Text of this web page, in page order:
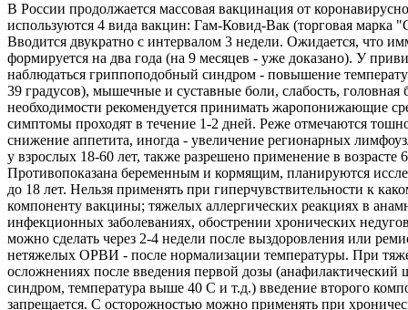
В России продолжается массовая вакцинация от
используются 4 вида вакцин: Гам-Ковид-Вак (торговая марка
Вводится двукратно с интервалом 3 недели. Ожидается, что
формируется на два года (на 9 месяцев - уже доказано). У
наблюдаться гриппоподобный синдром - повышение
39 градусов), мышечные и суставные боли, слабость, головная
необходимости рекомендуется принимать жаропонижающие
симптомы проходят в течение 1-2 дней. Реже отмечаются
снижение аппетита, иногда - увеличение регионарных
у взрослых 18-60 лет, также разрешено применение в возрасте
Противопоказана беременным и кормящим, планируются
до 18 лет. Нельзя применять при гиперчувствительности к
компоненту вакцины; тяжелых аллергических реакциях в
инфекционных заболеваниях, обострении хронических
можно сделать через 2-4 недели после выздоровления или
нетяжелых ОРВИ - после нормализации температуры. При
осложнениях после введения первой дозы
синдром, температура выше 40 С и т.д.) введение второго
запрещается. С осторожностью можно применять при